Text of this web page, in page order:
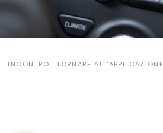
INCONTRO TORNARE ALL'APPLICAZIONE